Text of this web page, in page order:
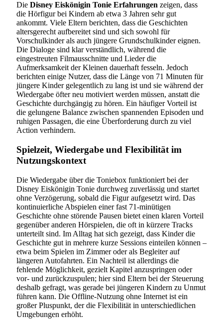
Die Disney Eiskönigin Tonie Erfahrungen zeigen, dass
die Hörfigur bei Kindern ab etwa 3 Jahren sehr gut
ankommt. Viele Eltern berichten, dass die Geschichten
altersgerecht aufbereitet sind und sich sowohl für
Vorschulkinder als auch jüngere Grundschulkinder eignen.
Die Dialoge sind klar verständlich, während die
eingestreuten Filmausschnitte und Lieder die
Aufmerksamkeit der Kleinen dauerhaft fesseln. Jedoch
berichten einige Nutzer, dass die Länge von 71 Minuten für
jüngere Kinder gelegentlich zu lang ist und sie während der
Wiedergabe öfter neu motiviert werden müssen, anstatt die
Geschichte durchgängig zu hören. Ein häufiger Vorteil ist
die gelungene Balance zwischen spannenden Episoden und
ruhigen Passagen, die eine Überforderung durch zu viel
Action verhindern.
Spielzeit, Wiedergabe und Flexibilität im
Nutzungskontext
Die Wiedergabe über die Toniebox funktioniert bei der
Disney Eiskönigin Tonie durchweg zuverlässig und startet
ohne Verzögerung, sobald die Figur aufgesetzt wird. Das
kontinuierliche Abspielen einer fast 71-minütigen
Geschichte ohne störende Pausen bietet einen klaren Vorteil
gegenüber anderen Hörspielen, die oft in kürzere Tracks
unterteilt sind. Im Alltag hat sich gezeigt, dass Kinder die
Geschichte gut in mehrere kurze Sessions einteilen können –
etwa beim Spielen im Zimmer oder als Begleiter auf
längeren Autofahrten. Ein Nachteil ist allerdings die
fehlende Möglichkeit, gezielt Kapitel anzuspringen oder
vor- und zurückzuspulen; hier sind Eltern bei der Steuerung
deshalb gefragt, was gerade bei jüngeren Kindern zu Unmut
führen kann. Die Offline-Nutzung ohne Internet ist ein
großer Pluspunkt, der die Flexibilität in unterschiedlichen
Umgebungen erhöht.